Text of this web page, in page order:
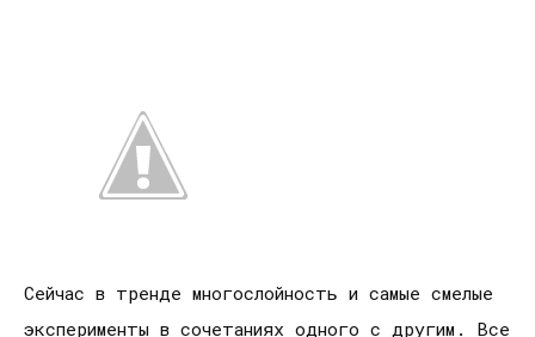
Сейчас в тренде многослойность и самые смелые
эксперименты в сочетаниях одного с другим. Все